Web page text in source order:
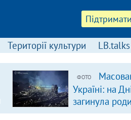
Підтримати
Території культури LB.talks
ФОТО
Україні: на
загинула
удар по